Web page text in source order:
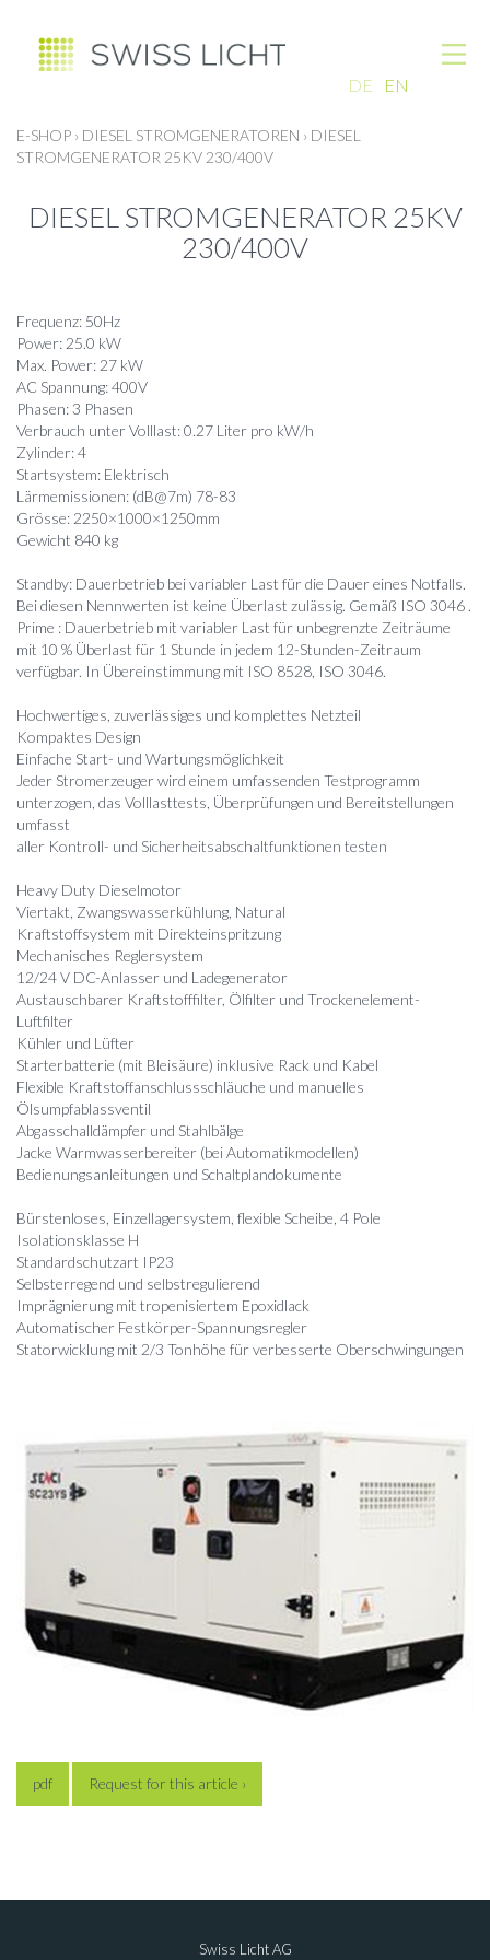
DE EN
E-SHOP › DIESEL STROMGENERATOREN › DIESEL
STROMGENERATOR 25KV 230/400V
DIESEL STROMGENERATOR 25KV
230/400V
Frequenz: 50Hz
Power: 25.0 kW
Max. Power: 27 kW
AC Spannung: 400V
Phasen: 3 Phasen
Verbrauch unter Volllast: 0.27 Liter pro kW/h
Zylinder: 4
Startsystem: Elektrisch
Lärmemissionen: (dB@7m) 78-83
Grösse: 2250×1000×1250mm
Gewicht 840 kg
Standby: Dauerbetrieb bei variabler Last für die Dauer eines Notfalls.
Bei diesen Nennwerten ist keine Überlast zulässig. Gemäß ISO 3046 .
Prime : Dauerbetrieb mit variabler Last für unbegrenzte Zeiträume
mit 10 % Überlast für 1 Stunde in jedem 12-Stunden-Zeitraum
verfügbar. In Übereinstimmung mit ISO 8528, ISO 3046.
Hochwertiges, zuverlässiges und komplettes Netzteil
Kompaktes Design
Einfache Start- und Wartungsmöglichkeit
Jeder Stromerzeuger wird einem umfassenden Testprogramm
unterzogen, das Volllasttests, Überprüfungen und Bereitstellungen
umfasst
aller Kontroll- und Sicherheitsabschaltfunktionen testen
Heavy Duty Dieselmotor
Viertakt, Zwangswasserkühlung, Natural
Kraftstoffsystem mit Direkteinspritzung
Mechanisches Reglersystem
12/24 V DC-Anlasser und Ladegenerator
Austauschbarer Kraftstofffilter, Ölfilter und Trockenelement-
Luftfilter
Kühler und Lüfter
Starterbatterie (mit Bleisäure) inklusive Rack und Kabel
Flexible Kraftstoffanschlussschläuche und manuelles
Ölsumpfablassventil
Abgasschalldämpfer und Stahlbälge
Jacke Warmwasserbereiter (bei Automatikmodellen)
Bedienungsanleitungen und Schaltplandokumente
Bürstenloses, Einzellagersystem, flexible Scheibe, 4 Pole
Isolationsklasse H
Standardschutzart IP23
Selbsterregend und selbstregulierend
Imprägnierung mit tropenisiertem Epoxidlack
Automatischer Festkörper-Spannungsregler
Statorwicklung mit 2/3 Tonhöhe für verbesserte Oberschwingungen
pdf Request for this article ›
Swiss Licht AG